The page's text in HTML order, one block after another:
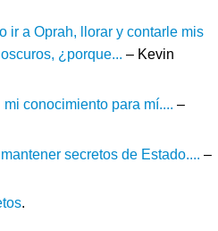
ir a Oprah, llorar y contarle mis
¿porque... – Kevin
conocimiento para mí.... –
secretos de Estado.... –
.